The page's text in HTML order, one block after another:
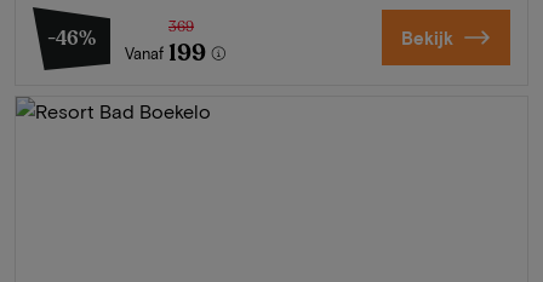
-46%
Vanaf
369
199 Bekijk